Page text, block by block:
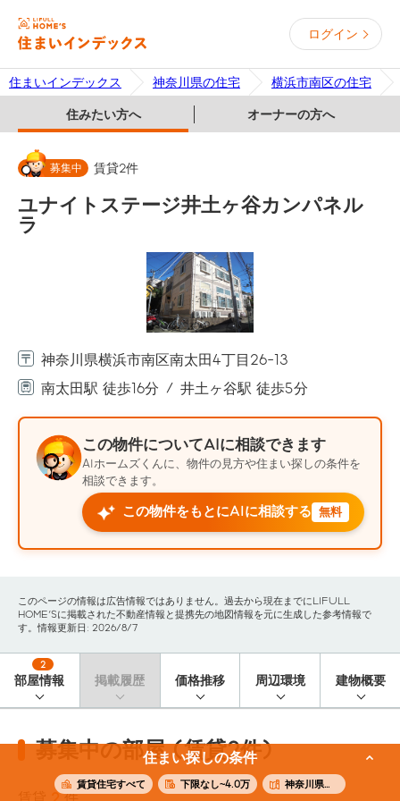
ログイン
住まいインデックス 神奈川県の住宅 横浜市南区の住宅
住みたい方へ オーナーの方へ
住まい探しの条件
賃貸住宅すべて 下限なし~4.0万 神奈川県横浜市南区
募集中 賃貸2件
ユナイトステージ井土ヶ谷カンパネル
ラ
神奈川県横浜市南区南太田4丁目26-13
南太田駅 徒歩16分
井土ヶ谷駅 徒歩5分
この物件についてAIに相談できます
AIホームズくんに、物件の見方や住まい探しの条件を
相談できます。
この物件をもとにAIに相談する 無料
このページの情報は広告情報ではありません。過去から現在までにLIFULL
HOME'Sに掲載された不動産情報と提携先の地図情報を元に生成した参考情報で
す。情報更新日: 2026/8/7
部屋情報
2
掲載履歴 価格推移 周辺環境 建物概要
募集中の部屋 (賃貸2件)